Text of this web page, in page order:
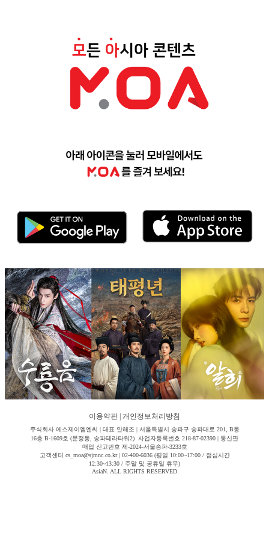
이용약관 개인정보처리방침
주식회사 에스제이엠엔씨 | 대표 안해조 | 서울특별시 송파구 송파대로 201, B동
16층 B-1609호 (문정동, 송파테라타워2) 사업자등록번호 218-87-02390 | 통신판
매업 신고번호 제-2024-서울송파-3233호
고객센터 cs_moa@sjmnc.co.kr | 02-400-6036 (평일 10:00~17:00 / 점심시간
12:30~13:30 / 주말 및 공휴일 휴무)
AsiaN. ALL RIGHTS RESERVED